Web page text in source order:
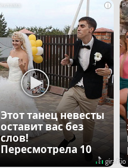
i
Этот танец невесты
оставит вас без
слов!
Пересмотрела 10